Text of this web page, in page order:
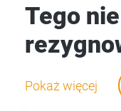
Tego
Pokaż więcej